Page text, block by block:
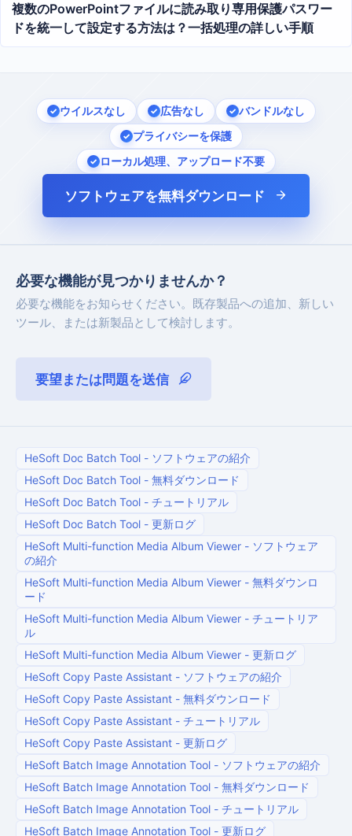
複数のPowerPointファイルに読み取り専用保護パスワー
ドを統一して設定する方法は？一括処理の詳しい手順
ウイルスなし 広告なし
バンドルなし
プライバシーを保護
ローカル処理、アップロード不要
ソフトウェアを無料ダウンロード
必要な機能が見つかりませんか？
必要な機能をお知らせください。既存製品への追加、新しい
ツール、または新製品として検討します。
要望または問題を送信
HeSoft Doc Batch Tool - ソフトウェアの紹介
HeSoft Doc Batch Tool - 無料ダウンロード
HeSoft Doc Batch Tool - チュートリアル
HeSoft Doc Batch Tool - 更新ログ
HeSoft Multi-function Media Album Viewer - ソフトウェア
の紹介
HeSoft Multi-function Media Album Viewer - 無料ダウンロ
ード
HeSoft Multi-function Media Album Viewer - チュートリア
ル
HeSoft Multi-function Media Album Viewer - 更新ログ
HeSoft Copy Paste Assistant - ソフトウェアの紹介
HeSoft Copy Paste Assistant - 無料ダウンロード
HeSoft Copy Paste Assistant - チュートリアル
HeSoft Copy Paste Assistant - 更新ログ
HeSoft Batch Image Annotation Tool - ソフトウェアの紹介
HeSoft Batch Image Annotation Tool - 無料ダウンロード
HeSoft Batch Image Annotation Tool - チュートリアル
HeSoft Batch Image Annotation Tool - 更新ログ